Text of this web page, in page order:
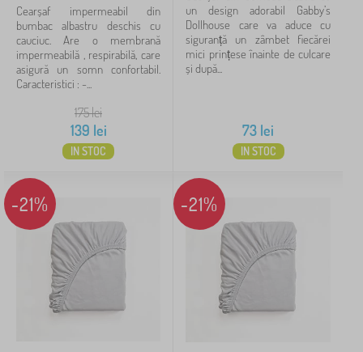
Cearșaf impermeabil din
bumbac albastru deschis cu
cauciuc. Are o membrană
impermeabilă , respirabilă, care
asigură un somn confortabil.
Caracteristici : -...
175lei
139 lei
IN STOC
un design adorabil Gabby’s
Dollhouse care va aduce cu
siguranță un zâmbet fiecărei
mici prințese înainte de culcare
și după...
73 lei
IN STOC
-21% -21%